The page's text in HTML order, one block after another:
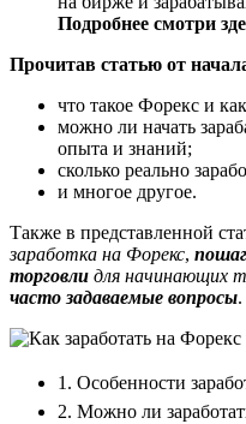
Подробнее смотри
Прочитав статью от
что такое Форекс и
можно ли начать
опыта и знаний;
сколько реально
и многое другое.
Также в представленной
заработка на Форекс,
торговли для начинающих
часто задаваемые вопросы.
1. Особенности
2. Можно ли